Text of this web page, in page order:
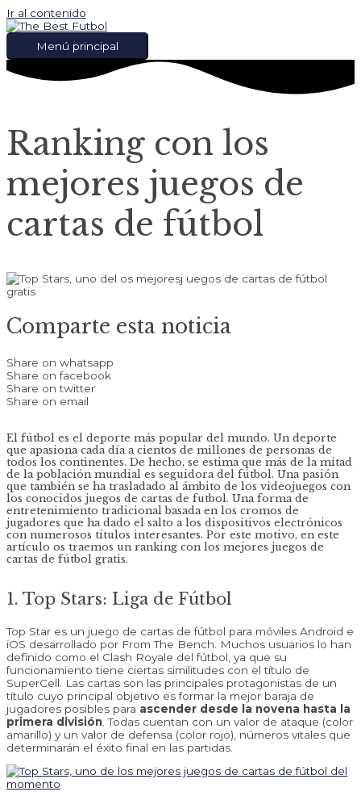
Ir al contenido
Menú principal
Ranking con los
mejores juegos de
cartas de fútbol
Comparte esta noticia
Share on whatsapp
Share on facebook
Share on twitter
Share on email
El fútbol es el deporte más popular del mundo. Un deporte
que apasiona cada día a cientos de millones de personas de
todos los continentes. De hecho, se estima que más de la mitad
de la población mundial es seguidora del fútbol. Una pasión
que también se ha trasladado al ámbito de los videojuegos con
los conocidos juegos de cartas de futbol. Una forma de
entretenimiento tradicional basada en los cromos de
jugadores que ha dado el salto a los dispositivos electrónicos
con numerosos títulos interesantes. Por este motivo, en este
artículo os traemos un ranking con los mejores juegos de
cartas de fútbol gratis.
1. Top Stars: Liga de Fútbol
Top Star es un juego de cartas de fútbol para móviles Android e
iOS desarrollado por From The Bench. Muchos usuarios lo han
definido como el Clash Royale del fútbol, ya que su
funcionamiento tiene ciertas similitudes con el título de
SuperCell. Las cartas son las principales protagonistas de un
título cuyo principal objetivo es formar la mejor baraja de
jugadores posibles para ascender desde la novena hasta la
primera división . Todas cuentan con un valor de ataque (color
amarillo) y un valor de defensa (color rojo), números vitales que
determinarán el éxito final en las partidas.